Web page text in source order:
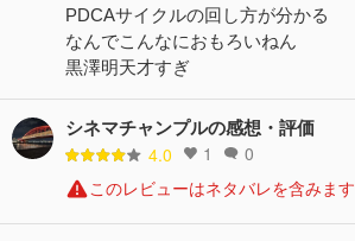
PDCAサイクルの回し方が分かる
なんでこんなにおもろいねん
黒澤明天才すぎ
シネマチャンプルの感想・評価
4.0 1 0
このレビューはネタバレを含みます